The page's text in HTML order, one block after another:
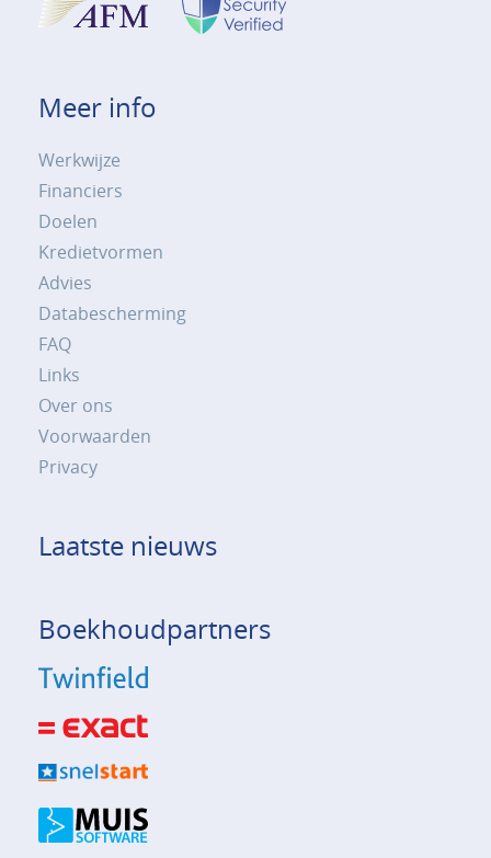
Meer info
Werkwijze
Financiers
Doelen
Kredietvormen
Advies
Databescherming
FAQ
Links
Over ons
Voorwaarden
Privacy
Laatste nieuws
Boekhoudpartners